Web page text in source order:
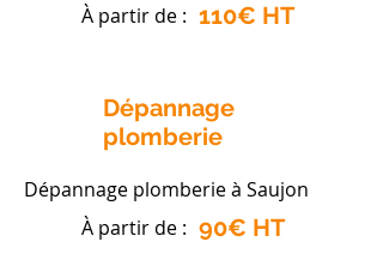
À partir de : 110€ HT
Dépannage
plomberie
Dépannage plomberie à Saujon
À partir de : 90€ HT